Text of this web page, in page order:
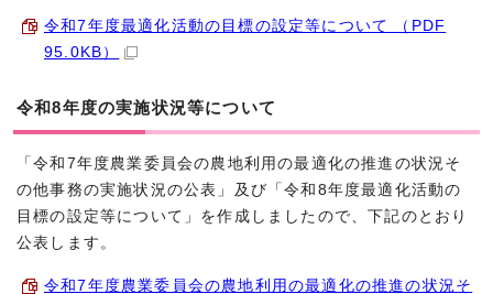
令和7年度最適化活動の目標の設定等について （PDF
95.0KB）
令和8年度の実施状況等について
「令和7年度農業委員会の農地利用の最適化の推進の状況そ
の他事務の実施状況の公表」及び「令和8年度最適化活動の
目標の設定等について」を作成しましたので、下記のとおり
公表します。
令和7年度農業委員会の農地利用の最適化の推進の状況そ